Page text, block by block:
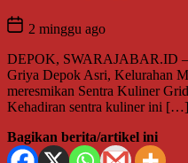
2 minggu ago
DEPOK, SWARAJABAR.ID –
Griya Depok Asri, Kelurahan
meresmikan Sentra Kuliner
Kehadiran sentra kuliner ini […]
Bagikan berita/artikel ini